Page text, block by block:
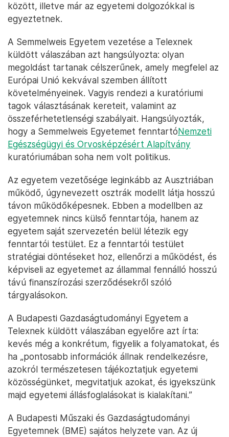
között, illetve már az egyetemi dolgozókkal is
egyeztetnek.
A Semmelweis Egyetem vezetése a Telexnek
küldött válaszában azt hangsúlyozta: olyan
megoldást tartanak célszerűnek, amely megfelel az
Európai Unió kekvával szemben állított
követelményeinek. Vagyis rendezi a kuratóriumi
tagok választásának kereteit, valamint az
összeférhetetlenségi szabályait. Hangsúlyozták,
hogy a Semmelweis Egyetemet fenntartóNemzeti
Egészségügyi és Orvosképzésért Alapítvány
kuratóriumában soha nem volt politikus.
Az egyetem vezetősége leginkább az Ausztriában
működő, úgynevezett osztrák modellt látja hosszú
távon működőképesnek. Ebben a modellben az
egyetemnek nincs külső fenntartója, hanem az
egyetem saját szervezetén belül létezik egy
fenntartói testület. Ez a fenntartói testület
stratégiai döntéseket hoz, ellenőrzi a működést, és
képviseli az egyetemet az állammal fennálló hosszú
távú finanszírozási szerződésekről szóló
tárgyalásokon.
A Budapesti Gazdaságtudományi Egyetem a
Telexnek küldött válaszában egyelőre azt írta:
kevés még a konkrétum, figyelik a folyamatokat, és
ha „pontosabb információk állnak rendelkezésre,
azokról természetesen tájékoztatjuk egyetemi
közösségünket, megvitatjuk azokat, és igyekszünk
majd egyetemi állásfoglalásokat is kialakítani.”
A Budapesti Műszaki és Gazdaságtudományi
Egyetemnek (BME) sajátos helyzete van. Az új